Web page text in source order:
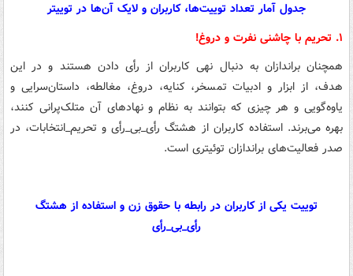
جدول آمار تعداد توییت‌ها، کاربران و لایک آن‌ها در توییتر
۱. تحریم با چاشنی نفرت و دروغ!
همچنان براندازان به دنبال نهی کاربران از رأی دادن هستند و در این
هدف، از ابزار و ادبیات تمسخر، کنایه، دروغ، مغالطه، داستان‌سرایی و
یاوه‌گویی و هر چیزی که بتوانند به نظام و نهادهای آن متلک‌پرانی کنند،
بهره می‌برند. استفاده کاربران از هشتگ رأی_بی_رأی و تحریم_انتخابات، در
صدر فعالیت‌های براندازان توئیتری است.
توییت یکی از کاربران در رابطه با حقوق زن و استفاده از هشتگ
رأی_بی_رأی